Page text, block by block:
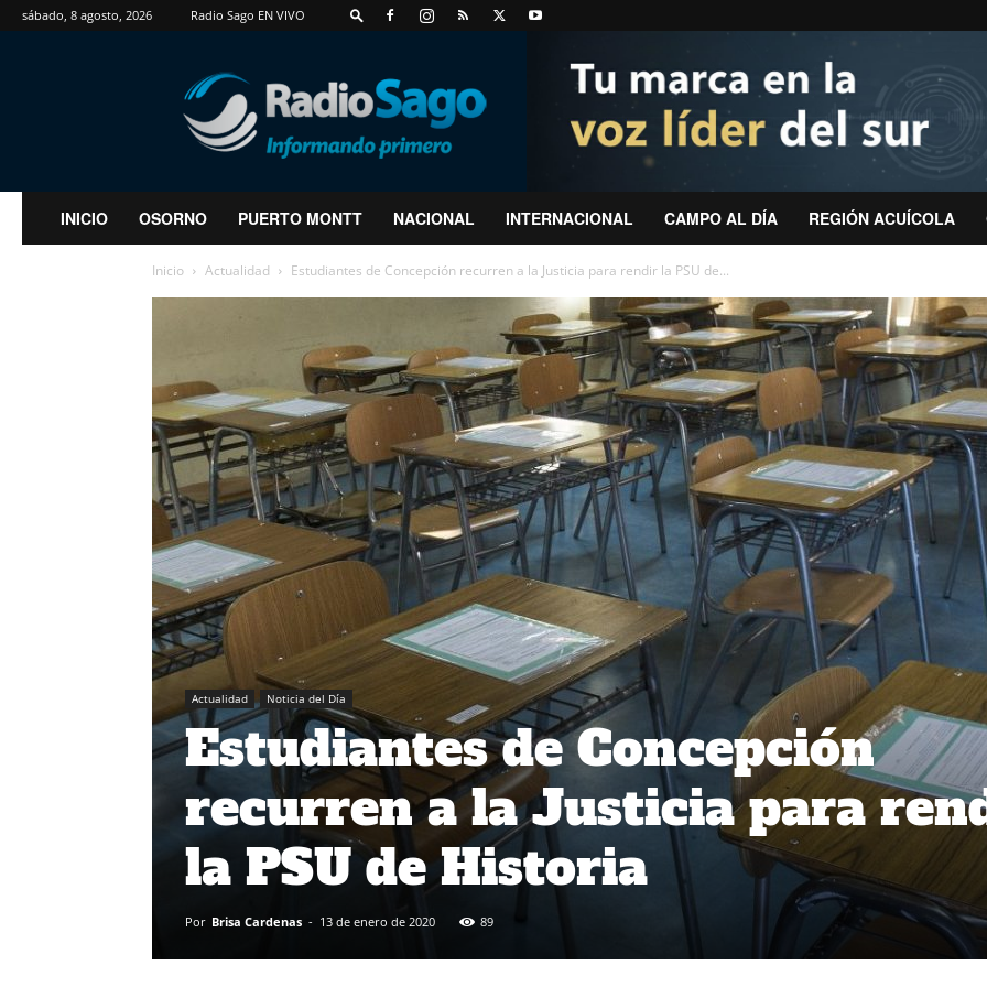
sábado, 8 agosto, 2026 Radio Sago EN VIVO
RadioSago
INICIO OSORNO PUERTO MONTT NACIONAL INTERNACIONAL CAMPO AL DÍA REGIÓN ACUÍCOLA
Inicio Actualidad Estudiantes de Concepción recurren a la Justicia para rendir la PSU de...
Actualidad Noticia del Día
Estudiantes de Concepción
recurren a la Justicia para
la PSU de Historia
Por Brisa Cardenas - 13 de enero de 2020 89